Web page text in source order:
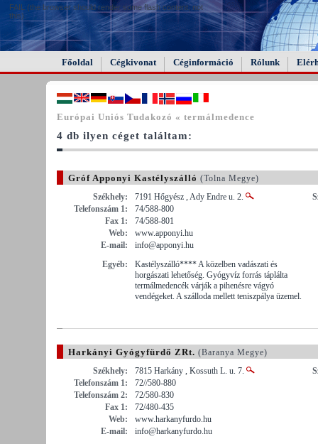
FAIL (the browser should render some flash content, not
this).
Főoldal Cégkivonat Céginformáció Rólunk
Európai Uniós Tudakozó « termálmedence
4 db ilyen céget találtam:
Gróf Apponyi Kastélyszálló (Tolna Megye)
Székhely:
7191 Hőgyész , Ady Endre u. 2.
Telefonszám 1:
74/588-800
Fax 1:
74/588-801
Web:
www.apponyi.hu
E-mail:
info@apponyi.hu
Egyéb:
Kastélyszálló**** A közelben vadászati és
horgászati lehetőség. Gyógyvíz forrás táplálta
termálmedencék várják a pihenésre vágyó
vendégeket. A szálloda mellett teniszpálya üzemel.
Harkányi Gyógyfürdő ZRt. (Baranya Megye)
Székhely:
7815 Harkány , Kossuth L. u. 7.
Telefonszám 1:
72//580-880
Telefonszám 2:
72/580-830
Fax 1:
72/480-435
Web:
www.harkanyfurdo.hu
E-mail:
info@harkanyfurdo.hu